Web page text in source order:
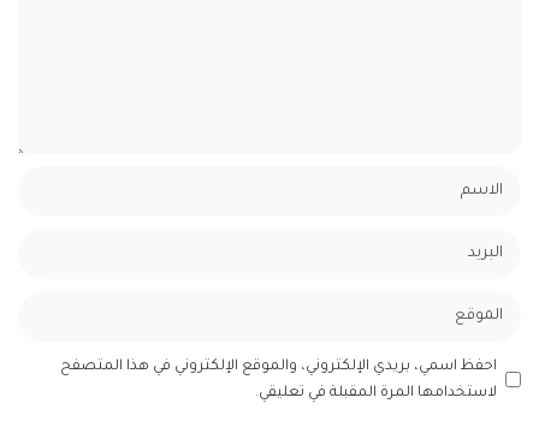
احفظ اسمي، بريدي الإلكتروني، والموقع الإلكتروني في هذا المتصفح
لاستخدامها المرة المقبلة في تعليقي.